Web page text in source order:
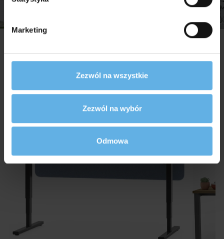
Marketing
Zezwól na wszystkie
Zezwól na wybór
Odmowa
Inne produkty w tej kategorii